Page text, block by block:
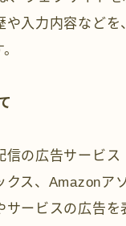
や入力内容など
信の広告サービ
クス、Amazonア
サービスの広告